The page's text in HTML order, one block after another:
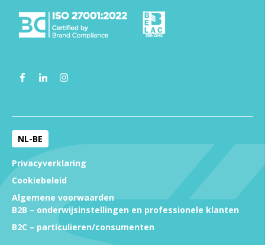
NL-BE
Privacyverklaring
Cookiebeleid
Algemene voorwaarden
B2B – onderwijsinstellingen en professionele klanten
B2C – particulieren/consumenten